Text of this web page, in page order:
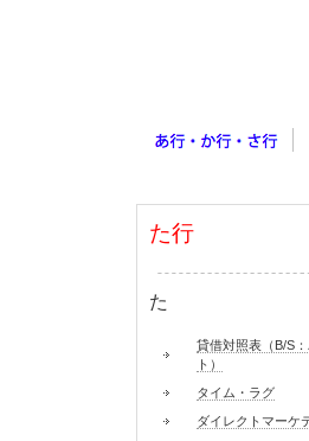
た行
た
貸借対照表（B/S
ト）
タイム・ラグ
ダイレクトマーケ